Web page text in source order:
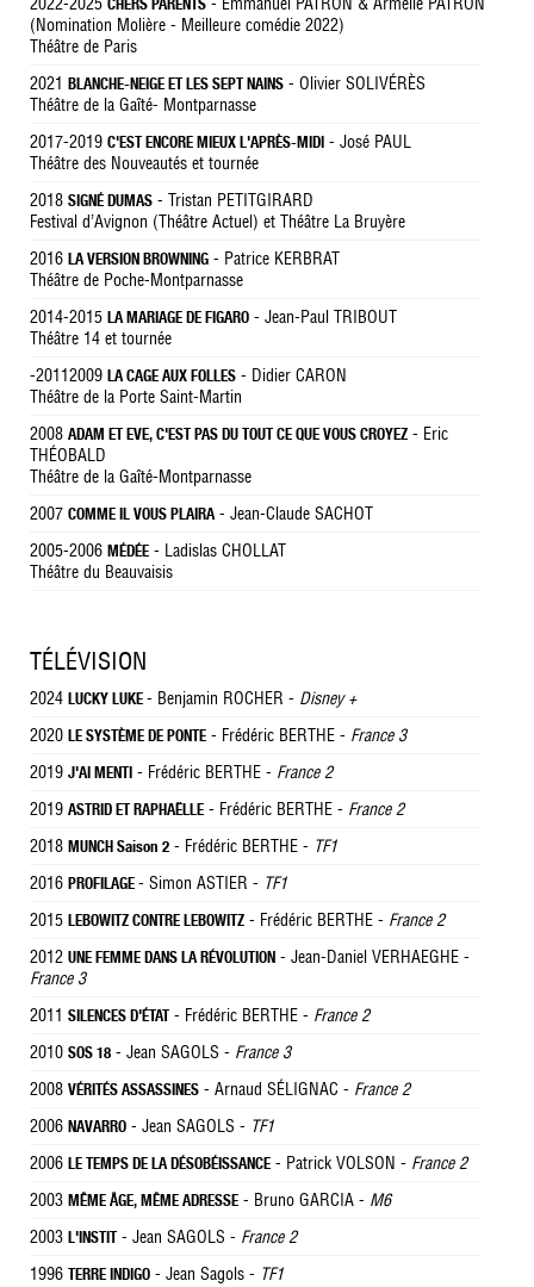
CHERS PARENTS
(Nomination Molière - Meilleure comédie 2022)
Théâtre de Paris
2021 BLANCHE-NEIGE ET LES SEPT NAINS - Olivier SOLIVÉRÈS
Théâtre de la Gaîté- Montparnasse
2017-2019 C'EST ENCORE MIEUX L'APRÈS-MIDI - José PAUL
Théâtre des Nouveautés et tournée
2018 SIGNÉ DUMAS - Tristan PETITGIRARD
Festival d’Avignon (Théâtre Actuel) et Théâtre La Bruyère
2016 LA VERSION BROWNING - Patrice KERBRAT
Théâtre de Poche-Montparnasse
2014-2015 LA MARIAGE DE FIGARO - Jean-Paul TRIBOUT
Théâtre 14 et tournée
-20112009 LA CAGE AUX FOLLES - Didier CARON
Théâtre de la Porte Saint-Martin
2008 ADAM ET EVE, C'EST PAS DU TOUT CE QUE VOUS CROYEZ - Eric
THÉOBALD
Théâtre de la Gaîté-Montparnasse
2007 COMME IL VOUS PLAIRA- Jean-Claude SACHOT
2005-2006 MÉDÉE - Ladislas CHOLLAT
Théâtre du Beauvaisis
TÉLÉVISION
2024 LUCKY LUKE - Benjamin ROCHER - Disney +
2020 LE SYSTÈME DE PONTE - Frédéric BERTHE - France 3
2019 J'AI MENTI - Frédéric BERTHE - France 2
2019 ASTRID ET RAPHAËLLE - Frédéric BERTHE - France 2
2018 MUNCH Saison 2 - Frédéric BERTHE - TF1
2016 PROFILAGE - Simon ASTIER - TF1
2015 LEBOWITZ CONTRE LEBOWITZ - Frédéric BERTHE - France 2
2012 UNE FEMME DANS LA RÉVOLUTION - Jean-Daniel VERHAEGHE -
France 3
2011 SILENCES D'ÉTAT - Frédéric BERTHE - France 2
2010 SOS 18 - Jean SAGOLS - France 3
2008 VÉRITÉS ASSASSINES - Arnaud SÉLIGNAC - France 2
2006 NAVARRO - Jean SAGOLS - TF1
2006 LE TEMPS DE LA DÉSOBÉISSANCE - Patrick VOLSON - France 2
2003 MÊME ÂGE, MÊME ADRESSE - Bruno GARCIA - M6
2003 L'INSTIT - Jean SAGOLS - France 2
1996 TERRE INDIGO - Jean Sagols - TF1